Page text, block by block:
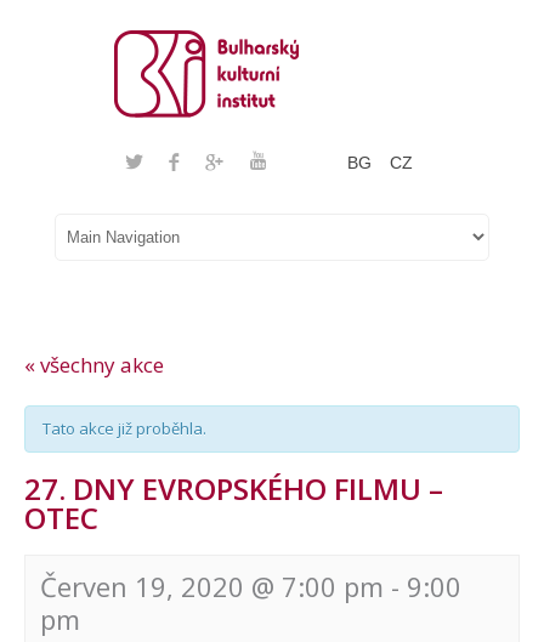
BG CZ
« všechny akce
Tato akce již proběhla.
27. DNY EVROPSKÉHO FILMU –
OTEC
Červen 19, 2020 @ 7:00 pm - 9:00
pm